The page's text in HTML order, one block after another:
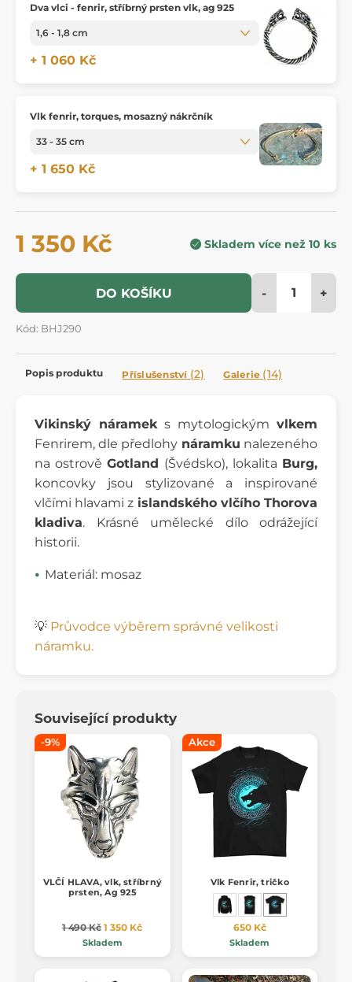
Dva vlci - fenrir, stříbrný prsten vlk, ag 925
+ 1 060 Kč
Vlk fenrir, torques, mosazný nákrčník
+ 1 650 Kč
1 350 Kč Skladem více než 10 ks
DO KOŠÍKU - +
Kód: BHJ290
Popis produktu Příslušenství (2) Galerie (14)
Vikinský náramek s mytologickým vlkem
Fenrirem, dle předlohy náramku nalezeného
na ostrověGotland (Švédsko), lokalita Burg,
koncovky jsou stylizované a inspirované
vlčími hlavami z islandského vlčího Thorova
kladiva. Krásné umělecké dílo odrážející
historii.
Materiál: mosaz
💡 Průvodce výběrem správné velikosti
náramku.
Související produkty
-9%
VLČÍ HLAVA, vlk, stříbrný
prsten, Ag 925
1 490 Kč 1 350 Kč
Skladem
Akce
Vlk Fenrir, tričko
650 Kč
Skladem